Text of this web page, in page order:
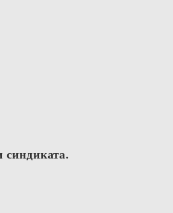
синдиката.